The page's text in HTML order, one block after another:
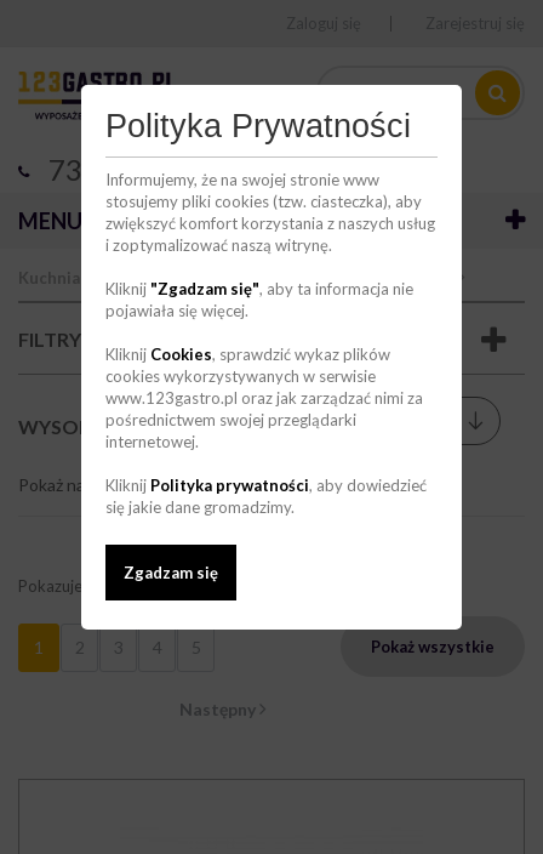
Polityka Prywatności
Informujemy, że na swojej stronie www
stosujemy pliki cookies (tzw. ciasteczka), aby
zwiększyć komfort korzystania z naszych usług
i zoptymalizować naszą witrynę.
Kliknij "Zgadzam się", aby ta informacja nie
pojawiała się więcej.
Kliknij Cookies, sprawdzić wykaz plików
cookies wykorzystywanych w serwisie
www.123gastro.pl oraz jak zarządzać nimi za
pośrednictwem swojej przeglądarki
internetowej.
Kliknij Polityka prywatności, aby dowiedzieć
się jakie dane gromadzimy.
Zgadzam się
736 123 123
MENU
FILTRY
WYSOKIE(42) Sortuj wg
Pokaż na stronie 9
Pokaż wszystkie
1 2 3 4 5
Następny
Pokazuje 1 - 9 z 42 elementów